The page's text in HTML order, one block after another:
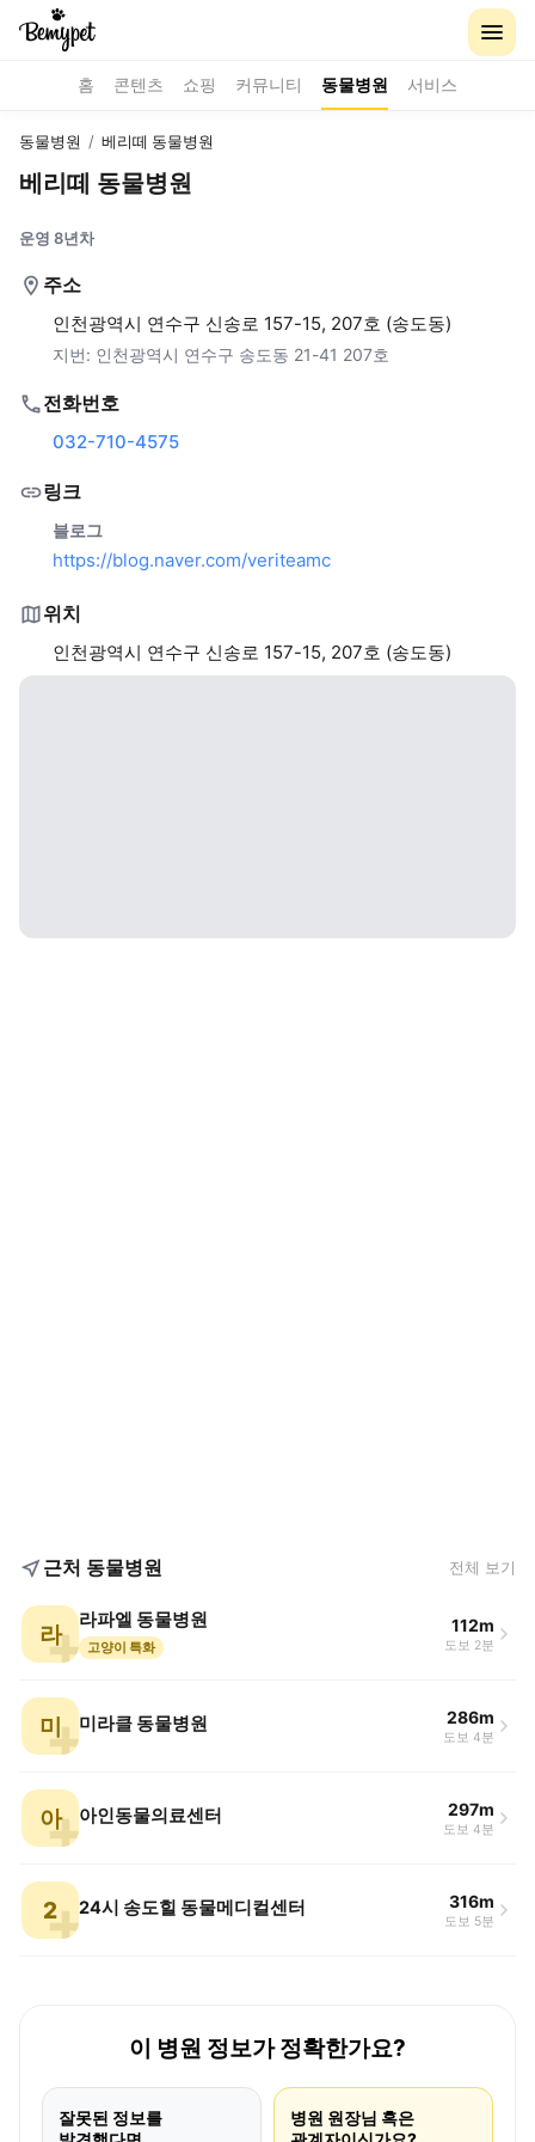
홈 콘텐츠 쇼핑 커뮤니티 동물병원 서비스
동물병원 / 베리떼 동물병원
베리떼 동물병원
운영 8년차
주소
인천광역시 연수구 신송로 157-15, 207호 (송도동)
지번: 인천광역시 연수구 송도동 21-41 207호
전화번호
032-710-4575
링크
블로그
https://blog.naver.com/veriteamc
위치
인천광역시 연수구 신송로 157-15, 207호 (송도동)
근처 동물병원 전체 보기
라
라파엘 동물병원
고양이 특화
112m
도보 2분
미 미라클 동물병원 286m
도보 4분
아 아인동물의료센터 297m
도보 4분
2 24시 송도힐 동물메디컬센터 316m
도보 5분
이 병원 정보가 정확한가요?
잘못된 정보를
병원 원장님 혹은